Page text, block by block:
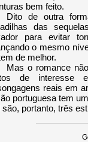
bem feito.
Dito de outra
das
para evitar
o mesmo
de melhor.
Mas o romance
de interesse
reais em
portuguesa tem
são, portanto, três